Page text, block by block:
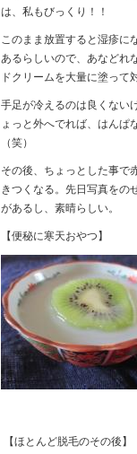
は、私もびっくり！！
このまま放置すると湿疹に
あるらしいので、あなどれ
ドクリームを大量に塗って
手足が冷えるのは良くない
ょっと外へでれば、はんぱ
（笑）
その後、ちょっとした事で
きつくなる。先日写真をの
があるし、素晴らしい。
【便秘に寒天おやつ】
【ほとんど脱毛のその後】